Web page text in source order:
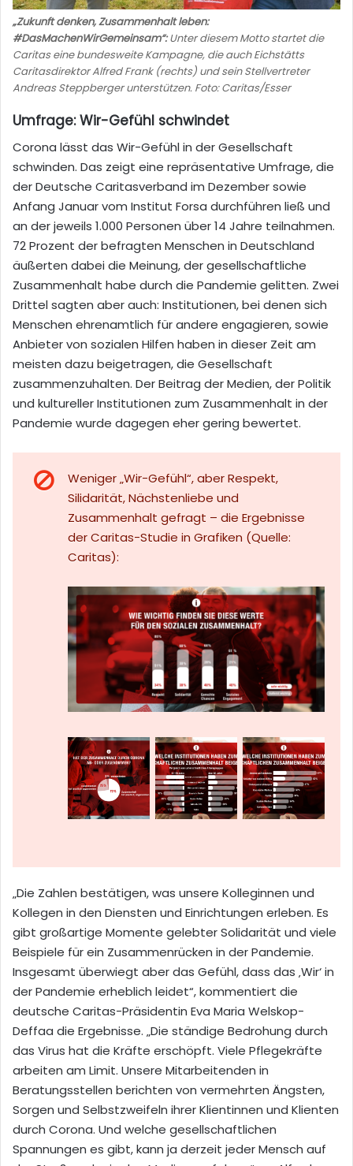
„Zukunft denken, Zusammenhalt leben:
#DasMachenWirGemeinsam“:Unter diesem Motto startet die
Caritas eine bundesweite Kampagne, die auch Eichstätts
Caritasdirektor Alfred Frank (rechts) und sein Stellvertreter
Andreas Steppberger unterstützen. Foto: Caritas/Esser
Umfrage: Wir-Gefühl schwindet
Corona lässt das Wir-Gefühl in der Gesellschaft
schwinden. Das zeigt eine repräsentative Umfrage, die
der Deutsche Caritasverband im Dezember sowie
Anfang Januar vom Institut Forsa durchführen ließ und
an der jeweils 1.000 Personen über 14 Jahre teilnahmen.
72 Prozent der befragten Menschen in Deutschland
äußerten dabei die Meinung, der gesellschaftliche
Zusammenhalt habe durch die Pandemie gelitten. Zwei
Drittel sagten aber auch: Institutionen, bei denen sich
Menschen ehrenamtlich für andere engagieren, sowie
Anbieter von sozialen Hilfen haben in dieser Zeit am
meisten dazu beigetragen, die Gesellschaft
zusammenzuhalten. Der Beitrag der Medien, der Politik
und kultureller Institutionen zum Zusammenhalt in der
Pandemie wurde dagegen eher gering bewertet.
Weniger „Wir-Gefühl“, aber Respekt,
Silidarität, Nächstenliebe und
Zusammenhalt gefragt – die Ergebnisse
der Caritas-Studie in Grafiken (Quelle:
Caritas):
„Die Zahlen bestätigen, was unsere Kolleginnen und
Kollegen in den Diensten und Einrichtungen erleben. Es
gibt großartige Momente gelebter Solidarität und viele
Beispiele für ein Zusammenrücken in der Pandemie.
Insgesamt überwiegt aber das Gefühl, dass das ‚Wir‘ in
der Pandemie erheblich leidet“, kommentiert die
deutsche Caritas-Präsidentin Eva Maria Welskop-
Deffaa die Ergebnisse. „Die ständige Bedrohung durch
das Virus hat die Kräfte erschöpft. Viele Pflegekräfte
arbeiten am Limit. Unsere Mitarbeitenden in
Beratungsstellen berichten von vermehrten Ängsten,
Sorgen und Selbstzweifeln ihrer Klientinnen und Klienten
durch Corona. Und welche gesellschaftlichen
Spannungen es gibt, kann ja derzeit jeder Mensch auf